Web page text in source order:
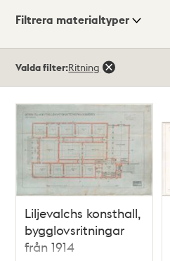
Visningsläge
Filtrera materialtyper
träffar
Valda filter:Ritning
Liljevalchs konsthall,
bygglovsritningar
från 1914